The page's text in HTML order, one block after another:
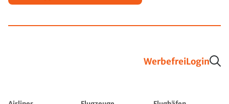
WerbefreiLogin